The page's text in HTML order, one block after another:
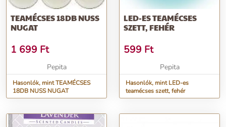
TEAMÉCSES 18DB NUSS
NUGAT
1 699 Ft
Pepita
Hasonlók, mint TEAMÉCSES
18DB NUSS NUGAT
LED-ES TEAMÉCSES
SZETT, FEHÉR
599 Ft
Pepita
Hasonlók, mint LED-es
teamécses szett, fehér